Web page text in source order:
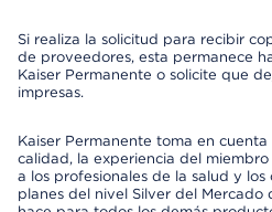
Si realiza la solicitud para recibir
de proveedores, esta permanece
Kaiser Permanente o solicite que
impresas.
Kaiser Permanente toma en cuenta
calidad, la experiencia del
a los profesionales de la salud y
planes del nivel Silver del Mercado